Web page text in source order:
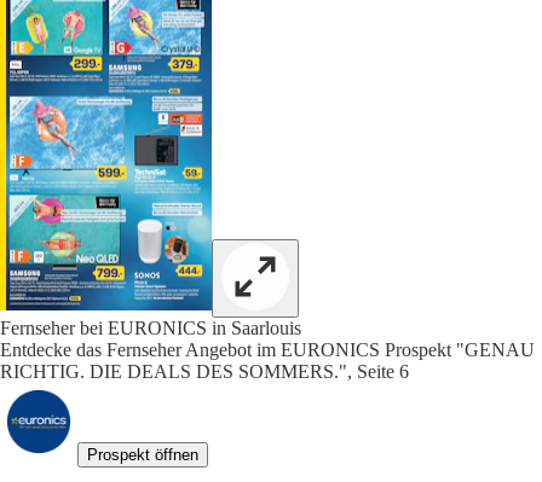
Fernseher bei EURONICS in Saarlouis
Entdecke das Fernseher Angebot im EURONICS Prospekt "GENAU
RICHTIG. DIE DEALS DES SOMMERS.", Seite 6
Prospekt öffnen